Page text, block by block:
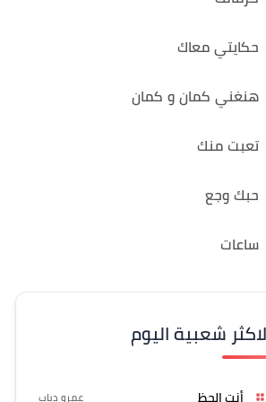
حكايتي معاك
هنغني كمان و كمان
تعبت منك
حبك وجع
ساعات
شعبية اليوم
أنت الحظ عمرو دياب